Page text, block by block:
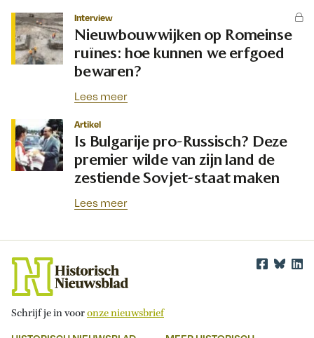
Interview
Nieuwbouwwijken op Romeinse
ruïnes: hoe kunnen we erfgoed
bewaren?
Lees meer
Artikel
Is Bulgarije pro-Russisch? Deze
premier wilde van zijn land de
zestiende Sovjet-staat maken
Lees meer
Schrijf je in vooronze nieuwsbrief